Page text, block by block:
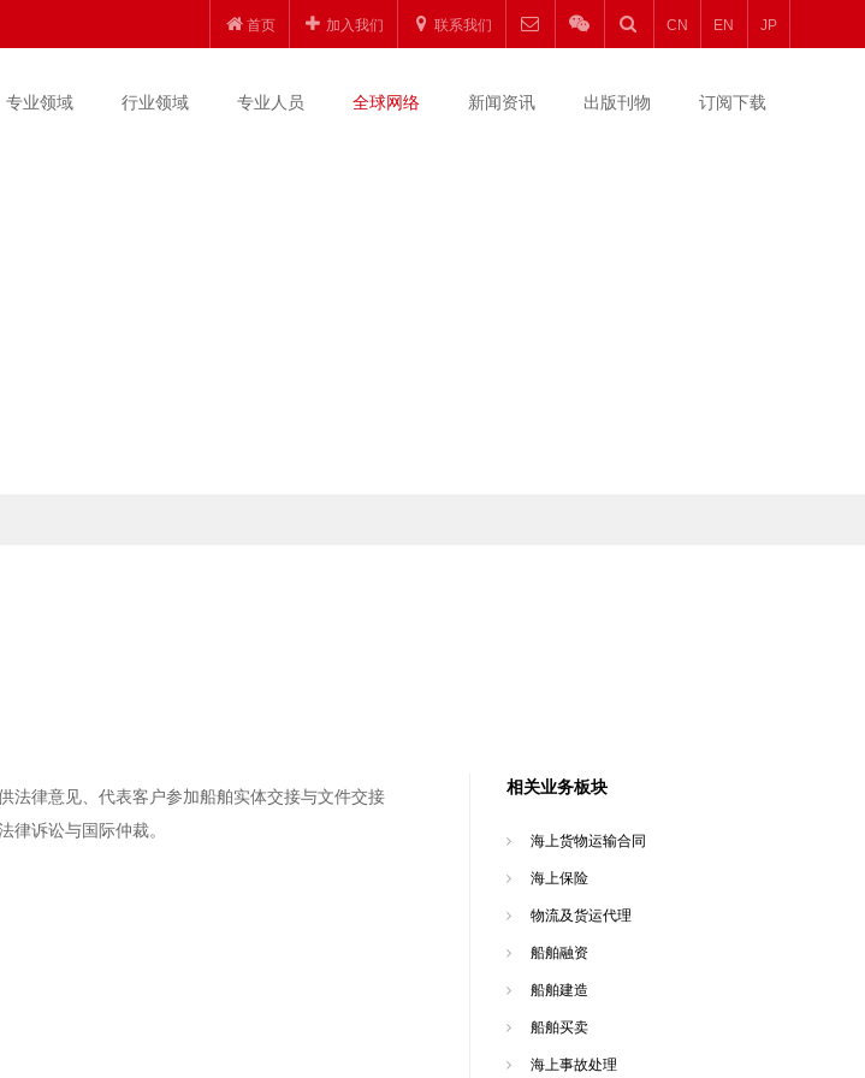
首页 加入我们 联系我们 CN EN JP
专业领域 行业领域 专业人员 全球网络 新闻资讯 出版刊物 订阅下载
法律意见、代表客户参加船舶实体交接与文件交接
律诉讼与国际仲裁。
相关业务板块
海上货物运输合同
海上保险
物流及货运代理
船舶融资
船舶建造
船舶买卖
海上事故处理